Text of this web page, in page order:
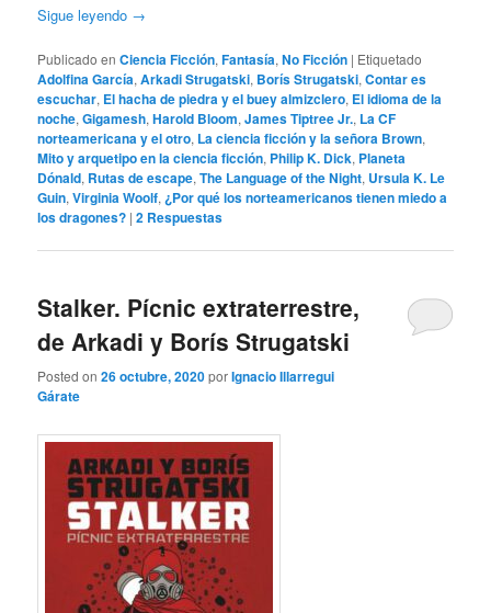
Sigue leyendo →
Publicado en Ciencia Ficción,Fantasía,No Ficción | Etiquetado
Adolfina García,Arkadi Strugatski, Borís Strugatski,Contar es
escuchar, El hacha de piedra y el buey almizclero, El idioma de la
noche,Gigamesh,Harold Bloom,James Tiptree Jr., La CF
norteamericana y el otro, La ciencia ficción y la señora Brown,
Mito y arquetipo en la ciencia ficción, Philip K. Dick, Planeta
Dónald, Rutas de escape,The Language of the Night, Ursula K. Le
Guin,Virginia Woolf, ¿Por qué los norteamericanos tienen miedo a
los dragones? |2 Respuestas
Stalker. Pícnic extraterrestre,
de Arkadi y Borís Strugatski
Posted on26 octubre, 2020porIgnacio Illarregui
Gárate